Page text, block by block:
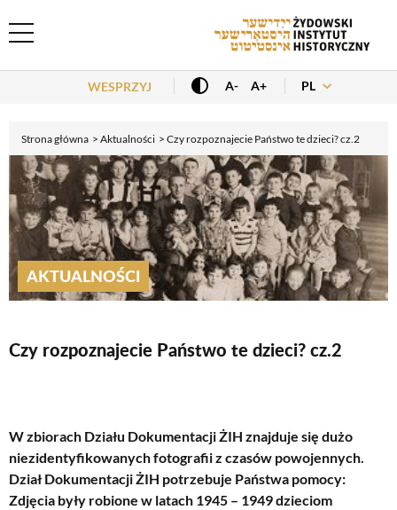
Header Menu
WESPRZYJ A- A+ PL
Strona główna Aktualności Czy rozpoznajecie Państwo te dzieci? cz.2
AKTUALNOŚCI
Czy rozpoznajecie Państwo te dzieci? cz.2
W zbiorach Działu Dokumentacji ŻIH znajduje się dużo
niezidentyfikowanych fotografii z czasów powojennych.
Dział Dokumentacji ŻIH potrzebuje Państwa pomocy:
Zdjęcia były robione w latach 1945 – 1949 dzieciom